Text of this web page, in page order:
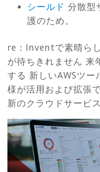
シールド 分散型
護のため。
re：Inventで素晴ら
が待ちきれません 来
する 新しいAWSツ
様が活用および拡張
新のクラウドサービス